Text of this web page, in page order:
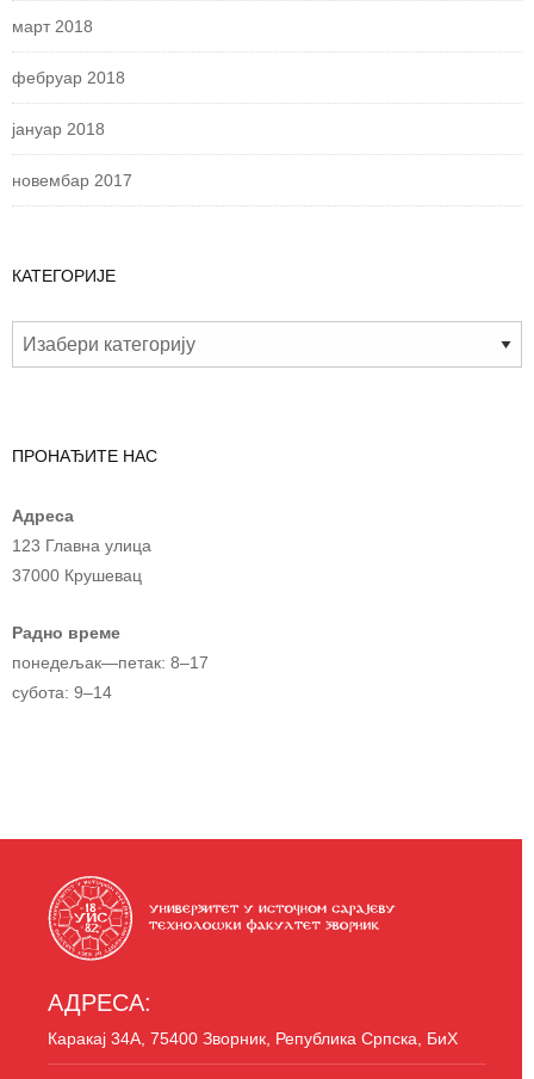
март 2018
фебруар 2018
јануар 2018
новембар 2017
КАТЕГОРИЈЕ
ПРОНАЂИТЕ НАС
Адреса
123 Главна улица
37000 Крушевац
Радно време
понедељак—петак: 8–17
субота: 9–14
АДРЕСА:
Каракај 34A, 75400 Зворник, Република Српска, БиХ